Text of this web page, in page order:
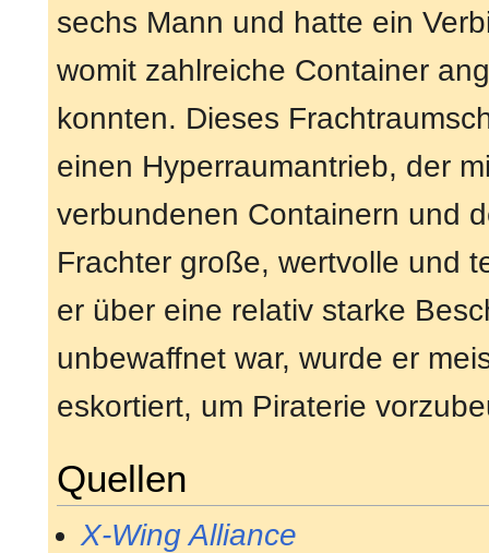
sechs Mann und hatte ein
womit zahlreiche Container
konnten. Dieses
einen Hyperraumantrieb, der
verbundenen Containern und
Frachter große, wertvolle und
er über eine relativ starke
unbewaffnet war, wurde er
eskortiert, um Piraterie
Quellen
X-Wing Alliance